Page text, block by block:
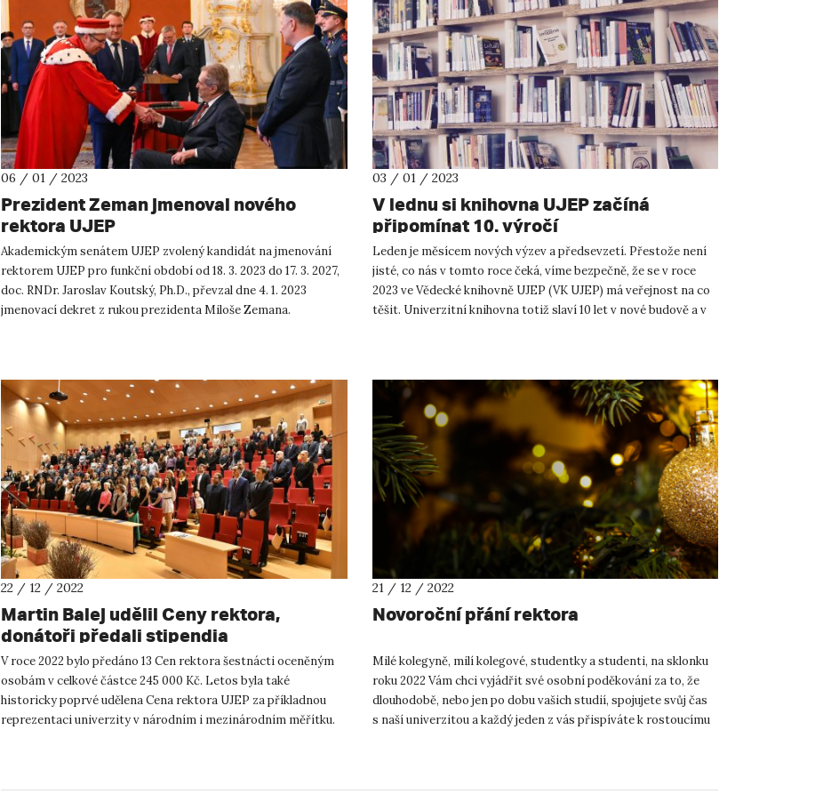
06 / 01 / 2023
Prezident Zeman jmenoval nového
rektora UJEP
Akademickým senátem UJEP zvolený kandidát na jmenování
rektorem UJEP pro funkční období od 18. 3. 2023 do 17. 3. 2027,
doc. RNDr. Jaroslav Koutský, Ph.D., převzal dne 4. 1. 2023
jmenovací dekret z rukou prezidenta Miloše Zemana.
03 / 01 / 2023
V lednu si knihovna UJEP začíná
připomínat 10. výročí
Leden je měsícem nových výzev a předsevzetí. Přestože není
jisté, co nás v tomto roce čeká, víme bezpečně, že se v roce
2023 ve Vědecké knihovně UJEP (VK UJEP) má veřejnost na co
těšit. Univerzitní knihovna totiž slaví 10 let v nové budově a v
22 / 12 / 2022
Martin Balej udělil Ceny rektora,
donátoři předali stipendia
V roce 2022 bylo předáno 13 Cen rektora šestnácti oceněným
osobám v celkové částce 245 000 Kč. Letos byla také
historicky poprvé udělena Cena rektora UJEP za příkladnou
reprezentaci univerzity v národním i mezinárodním měřítku.
21 / 12 / 2022
Novoroční přání rektora
Milé kolegyně, milí kolegové, studentky a studenti, na sklonku
roku 2022 Vám chci vyjádřit své osobní poděkování za to, že
dlouhodobě, nebo jen po dobu vašich studií, spojujete svůj čas
s naší univerzitou a každý jeden z vás přispíváte k rostoucímu